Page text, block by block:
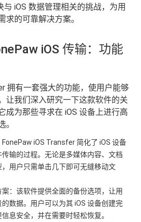
与 iOS 数据管理相关的挑战，为用
求的可靠解决方案。
iOS 传输：功能
拥有一套强大的功能，使用户能够
让我们深入研究一下这款软件的关
成为那些寻求在 iOS 设备上进行高
。
iOS Transfer 简化了 iOS 设备
输的过程。无论是多媒体内容、文档
用户只需单击几下即可无缝移动文
：该软件提供全面的备份选项，让用
数据。用户可以为其 iOS 设备创建完
息安全，并在需要时轻松恢复。